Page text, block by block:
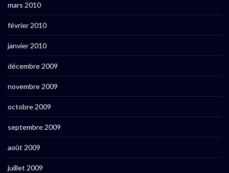
mars 2010
février 2010
janvier 2010
décembre 2009
novembre 2009
octobre 2009
septembre 2009
août 2009
juillet 2009